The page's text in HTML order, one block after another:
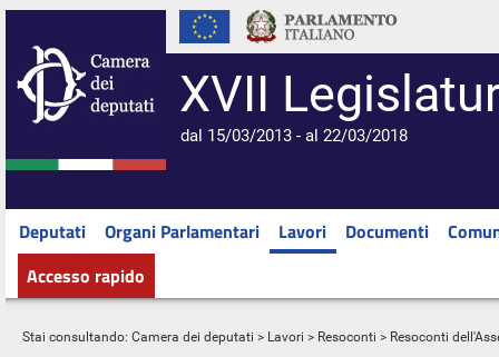
XVII
dal 15/03/2013 - al 22/03/2018
Deputati Organi Parlamentari Lavori Documenti
Accesso rapido
Stai consultando: Camera dei deputati > Lavori > Resoconti > Resoconti